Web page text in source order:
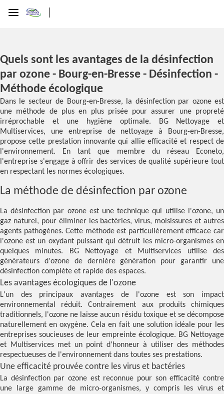
Quels sont les avantages de la désinfection
par ozone - Bourg-en-Bresse - Désinfection -
Méthode écologique
Dans le secteur de Bourg-en-Bresse, la désinfection par ozone est
une méthode de plus en plus prisée pour assurer une propreté
irréprochable et une hygiène optimale. BG Nettoyage et
Multiservices, une entreprise de nettoyage à Bourg-en-Bresse,
propose cette prestation innovante qui allie efficacité et respect de
l'environnement. En tant que membre du réseau Econeto,
l'entreprise s'engage à offrir des services de qualité supérieure tout
en respectant les normes écologiques.
La méthode de désinfection par ozone
La désinfection par ozone est une technique qui utilise l'ozone, un
gaz naturel, pour éliminer les bactéries, virus, moisissures et autres
agents pathogènes. Cette méthode est particulièrement efficace car
l'ozone est un oxydant puissant qui détruit les micro-organismes en
quelques minutes. BG Nettoyage et Multiservices utilise des
générateurs d'ozone de dernière génération pour garantir une
désinfection complète et rapide des espaces.
Les avantages écologiques de l'ozone
L'un des principaux avantages de l'ozone est son impact
environnemental réduit. Contrairement aux produits chimiques
traditionnels, l'ozone ne laisse aucun résidu toxique et se décompose
naturellement en oxygène. Cela en fait une solution idéale pour les
entreprises soucieuses de leur empreinte écologique. BG Nettoyage
et Multiservices met un point d'honneur à utiliser des méthodes
respectueuses de l'environnement dans toutes ses prestations.
Une efficacité prouvée contre les virus et bactéries
La désinfection par ozone est reconnue pour son efficacité contre
une large gamme de micro-organismes, y compris les virus et